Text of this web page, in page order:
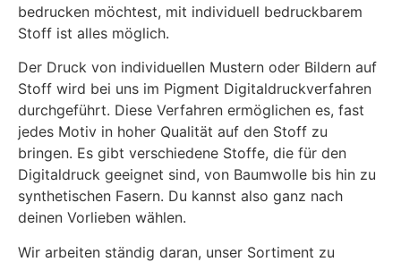
bedrucken möchtest, mit individuell bedruckbarem
Stoff ist alles möglich.
Der Druck von individuellen Mustern oder Bildern auf
Stoff wird bei uns im Pigment Digitaldruckverfahren
durchgeführt. Diese Verfahren ermöglichen es, fast
jedes Motiv in hoher Qualität auf den Stoff zu
bringen. Es gibt verschiedene Stoffe, die für den
Digitaldruck geeignet sind, von Baumwolle bis hin zu
synthetischen Fasern. Du kannst also ganz nach
deinen Vorlieben wählen.
Wir arbeiten ständig daran, unser Sortiment zu